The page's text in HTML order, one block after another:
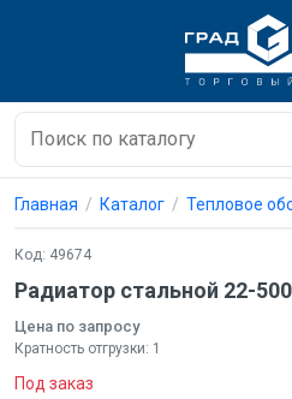
Главная Каталог Тепловое
Код: 49674
Радиатор стальной 22-
Цена по запросу
Кратность отгрузки: 1
Под заказ